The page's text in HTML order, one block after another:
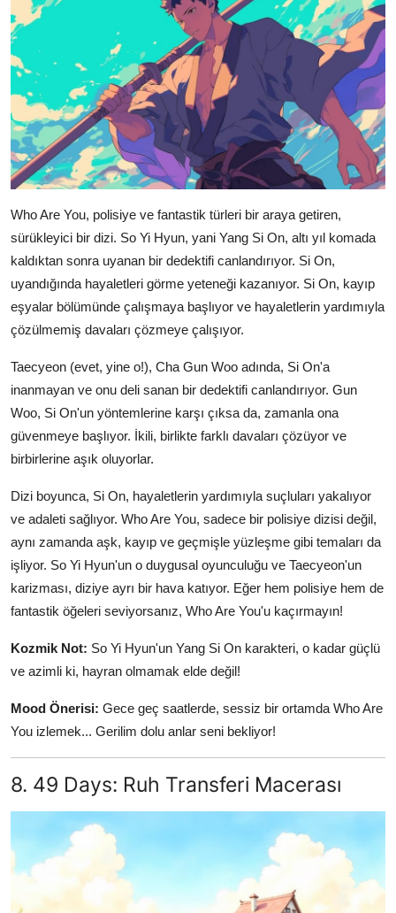
Who Are You, polisiye ve fantastik türleri bir araya getiren,
sürükleyici bir dizi. So Yi Hyun, yani Yang Si On, altı yıl komada
kaldıktan sonra uyanan bir dedektifi canlandırıyor. Si On,
uyandığında hayaletleri görme yeteneği kazanıyor. Si On, kayıp
eşyalar bölümünde çalışmaya başlıyor ve hayaletlerin yardımıyla
çözülmemiş davaları çözmeye çalışıyor.
Taecyeon (evet, yine o!), Cha Gun Woo adında, Si On'a
inanmayan ve onu deli sanan bir dedektifi canlandırıyor. Gun
Woo, Si On'un yöntemlerine karşı çıksa da, zamanla ona
güvenmeye başlıyor. İkili, birlikte farklı davaları çözüyor ve
birbirlerine aşık oluyorlar.
Dizi boyunca, Si On, hayaletlerin yardımıyla suçluları yakalıyor
ve adaleti sağlıyor. Who Are You, sadece bir polisiye dizisi değil,
aynı zamanda aşk, kayıp ve geçmişle yüzleşme gibi temaları da
işliyor. So Yi Hyun'un o duygusal oyunculuğu ve Taecyeon'un
karizması, diziye ayrı bir hava katıyor. Eğer hem polisiye hem de
fantastik öğeleri seviyorsanız, Who Are You'u kaçırmayın!
Kozmik Not: So Yi Hyun'un Yang Si On karakteri, o kadar güçlü
ve azimli ki, hayran olmamak elde değil!
Mood Önerisi: Gece geç saatlerde, sessiz bir ortamda Who Are
You izlemek... Gerilim dolu anlar seni bekliyor!
8. 49 Days: Ruh Transferi Macerası